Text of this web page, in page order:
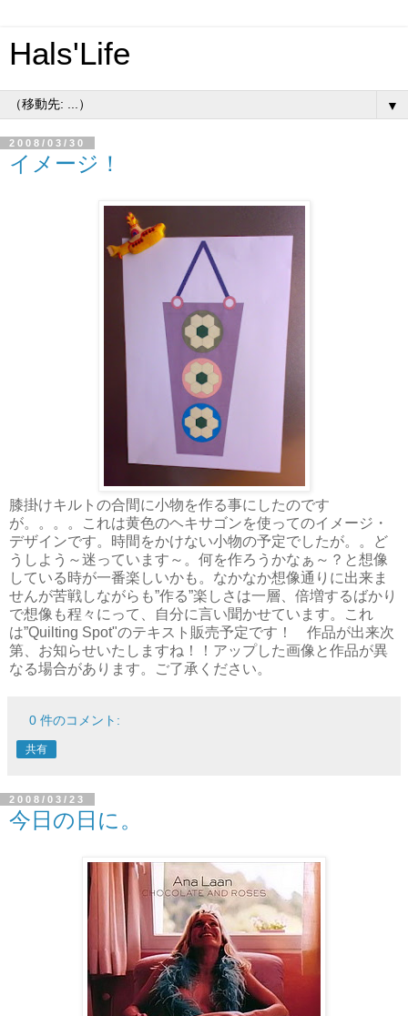
Hals'Life
▼
2008/03/30
イメージ！
膝掛けキルトの合間に小物を作る事にしたのです
が。。。。これは黄色のヘキサゴンを使ってのイメージ・
デザインです。時間をかけない小物の予定でしたが。。ど
うしよう～迷っています～。何を作ろうかなぁ～？と想像
している時が一番楽しいかも。なかなか想像通りに出来ま
せんが苦戦しながらも”作る”楽しさは一層、倍増するばかり
で想像も程々にって、自分に言い聞かせています。これ
は”Quilting Spot"のテキスト販売予定です！ 作品が出来次
第、お知らせいたしますね！！アップした画像と作品が異
なる場合があります。ご了承ください。
0 件のコメント:
共有
2008/03/23
今日の日に。